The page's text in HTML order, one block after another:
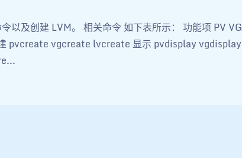
以及创建 LVM。 相关命令 如下表所示： 功能项 PV VG
pvcreate vgcreate lvcreate 显示 pvdisplay vgdisplay